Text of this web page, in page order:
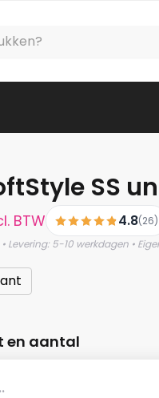
SS
BTW 4.8(26)
Levering: 5-10 werkdagen •
en aantal